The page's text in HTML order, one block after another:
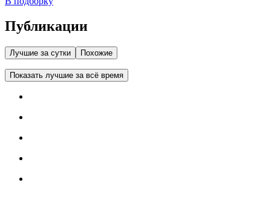
Публикации
Лучшие за сутки Похожие
Показать лучшие за всё время